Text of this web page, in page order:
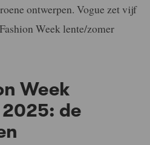
ontwerpen. Vogue zet vijf
Week lente/zomer
Week
de